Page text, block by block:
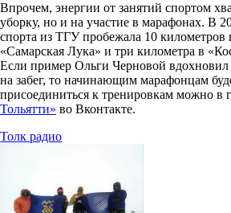
Впрочем, энергии от занятий спортом
уборку, но и на участие в марафонах. В
спорта из ТГУ пробежала 10 километров
«Самарская Лука» и три километра в
Если пример Ольги Черновой вдохновил
на забег, то начинающим марафонцам
присоединиться к тренировкам можно в
Тольятти» во Вконтакте.
Толк радио